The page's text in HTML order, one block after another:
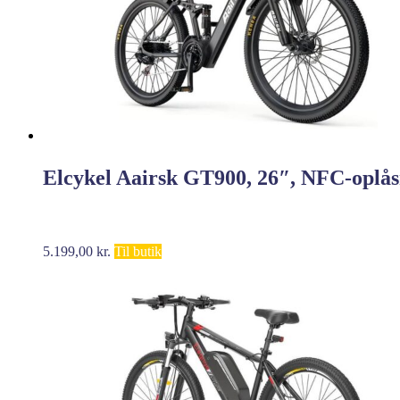
Elcykel Aairsk GT900, 26″, NFC-
5.199,00 kr. Til butik